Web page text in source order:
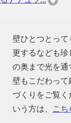
壁ひとつとっ
更するなども
の奥まで光を
壁もこだわっ
づくりをご覧
いう方は、
こち